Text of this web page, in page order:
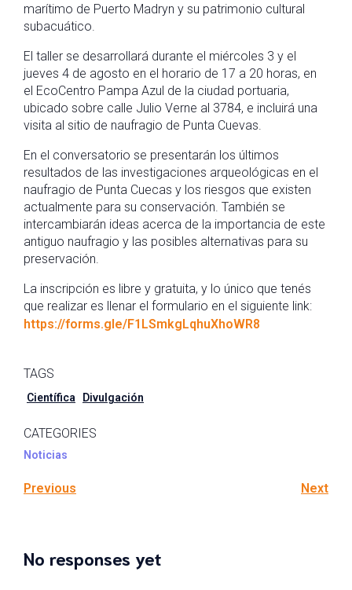
marítimo de Puerto Madryn y su patrimonio cultural
subacuático.
El taller se desarrollará durante el miércoles 3 y el
jueves 4 de agosto en el horario de 17 a 20 horas, en
el EcoCentro Pampa Azul de la ciudad portuaria,
ubicado sobre calle Julio Verne al 3784, e incluirá una
visita al sitio de naufragio de Punta Cuevas.
En el conversatorio se presentarán los últimos
resultados de las investigaciones arqueológicas en el
naufragio de Punta Cuecas y los riesgos que existen
actualmente para su conservación. También se
intercambiarán ideas acerca de la importancia de este
antiguo naufragio y las posibles alternativas para su
preservación.
La inscripción es libre y gratuita, y lo único que tenés
que realizar es llenar el formulario en el siguiente link:
https://forms.gle/F1LSmkgLqhuXhoWR8
TAGS
Científica Divulgación
CATEGORIES
Noticias
Previous Next
No responses yet